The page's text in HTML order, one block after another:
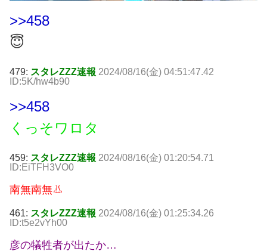
>>458
😇
479: スタレZZZ速報 2024/08/16(金) 04:51:47.42
ID:5K/hw4b90
>>458
くっそワロタ
459: スタレZZZ速報 2024/08/16(金) 01:20:54.71
ID:EiTFH3VO0
南無南無👃
461: スタレZZZ速報 2024/08/16(金) 01:25:34.26
ID:t5e2vYh00
彦の犠牲者が出たか…